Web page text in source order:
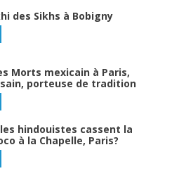
des Sikhs à Bobigny
Morts mexicain à Paris,
porteuse de tradition
hindouistes cassent la
à la Chapelle, Paris?